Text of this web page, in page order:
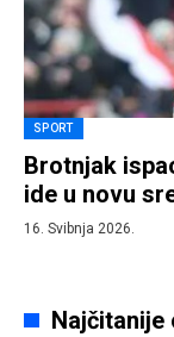
SPORT
Brotnjak
ide u novu
16. Svibnja 2026.
Najčitanije